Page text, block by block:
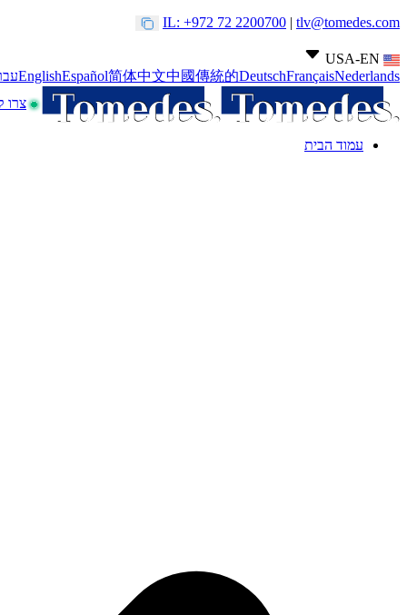
IL: +972 72 2200700 | tlv@tomedes.com
USA-EN
EnglishEspañol简体中文中國傳統的DeutschFrançaisNederlands
צרו
עמוד הבית